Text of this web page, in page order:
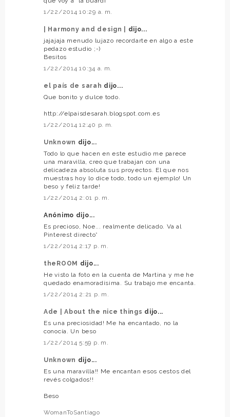
1/22/2014 10:29 a. m.
| Harmony and design |
dijo...
jajajaja menudo lujazo recordarte en algo a este
pedazo estudio ;-)
Besitos
1/22/2014 10:34 a. m.
el país de sarah dijo...
Que bonito y dulce todo.
http://elpaisdesarah.blogspot.com.es
1/22/2014 12:40 p. m.
Unknown dijo...
Todo lo que hacen en este estudio me parece
una maravilla, creo que trabajan con una
delicadeza absoluta sus proyectos. El que nos
muestras hoy lo dice todo, todo un ejemplo! Un
beso y feliz tarde!
1/22/2014 2:01 p. m.
Anónimo dijo...
Es precioso, Noe... realmente delicado. Va al
Pinterest directo*
1/22/2014 2:17 p. m.
theROOM dijo...
He visto la foto en la cuenta de Martina y me he
quedado enamoradísima. Su trabajo me encanta.
1/22/2014 2:21 p. m.
Ade | About the nice things dijo...
Es una preciosidad! Me ha encantado, no la
conocía. Un beso
1/22/2014 5:59 p. m.
Unknown dijo...
Es una maravilla!! Me encantan esos cestos del
revés colgados!!
Beso
WomanToSantiago